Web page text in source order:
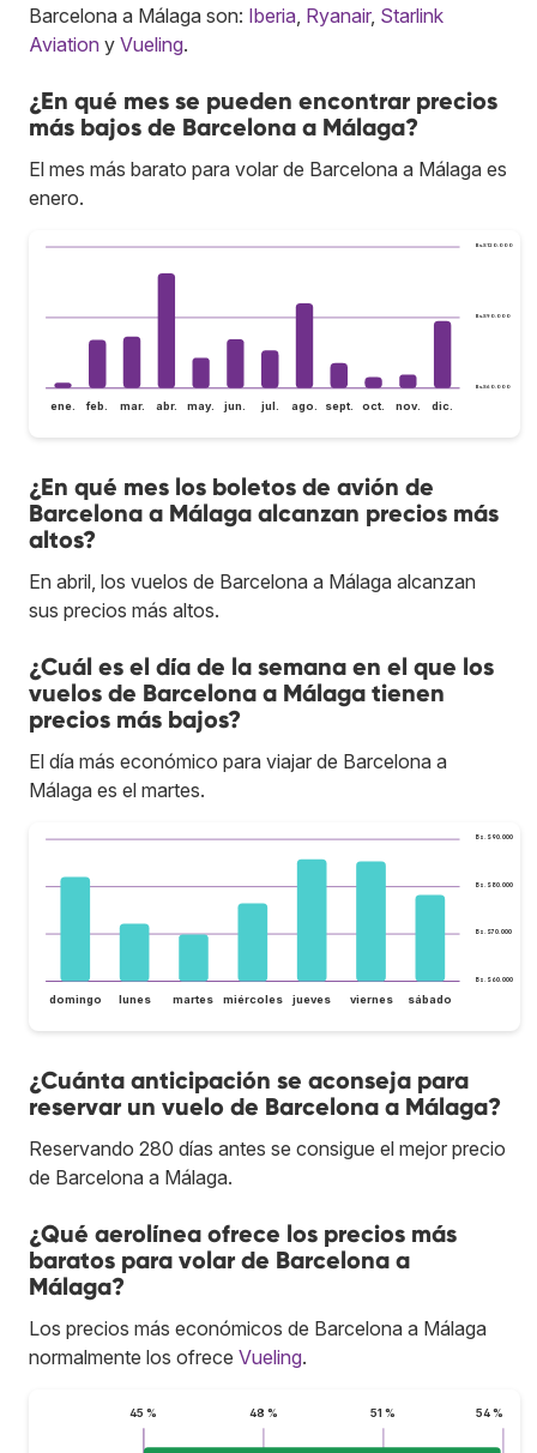
Barcelona a Málaga son: Iberia Ryanair, Starlink
Aviation y Vueling.
¿En qué mes se pueden encontrar precios
más bajos de Barcelona a Málaga?
El mes más barato para volar de Barcelona a Málaga es
enero.
Bs.S60.000
Bs.S90.000
Bs.S120.000
ene. feb. mar. abr. may. jun. jul. ago. sept. oct. nov. dic.
¿En qué mes los boletos de avión de
Barcelona a Málaga alcanzan precios más
altos?
En abril, los vuelos de Barcelona a Málaga alcanzan
sus precios más altos.
¿Cuál es el día de la semana en el que los
vuelos de Barcelona a Málaga tienen
precios más bajos?
El día más económico para viajar de Barcelona a
Málaga es el martes.
Bs.S60.000
Bs.S70.000
Bs.S80.000
Bs.S90.000
domingo lunes martes miércoles jueves viernes sábado
¿Cuánta anticipación se aconseja para
reservar un vuelo de Barcelona a Málaga?
Reservando 280 días antes se consigue el mejor precio
de Barcelona a Málaga.
¿Qué aerolínea ofrece los precios más
baratos para volar de Barcelona a
Málaga?
Los precios más económicos de Barcelona a Málaga
normalmente los ofrece Vueling.
45 % 48 % 51 % 54 %